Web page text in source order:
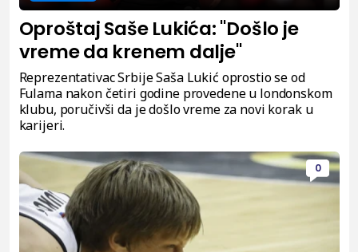
Oproštaj Saše Lukića: "Došlo je
vreme da krenem dalje"
Reprezentativac Srbije Saša Lukić oprostio se od
Fulama nakon četiri godine provedene u londonskom
klubu, poručivši da je došlo vreme za novi korak u
karijeri.
0